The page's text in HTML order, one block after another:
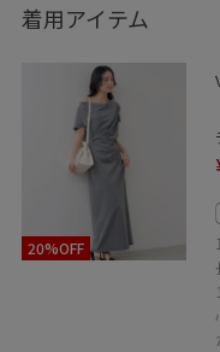
ぜひ参考にしてみてく
＿＿＿＿＿＿＿＿＿
LINEで在庫のお問い
コーディネートのご
是非お気軽にお問い
LINEでVISアトレ吉祥
ご相談は【友だち追
着用アイテム
20%OFF